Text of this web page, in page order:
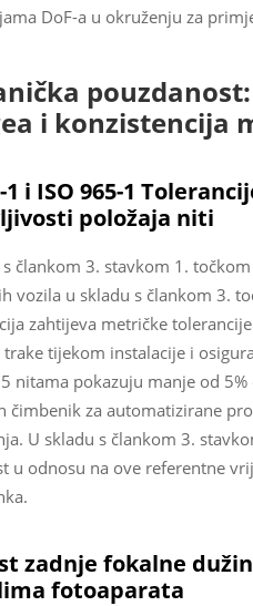
DoF-a u okruženju za
i konzistencija
1 i ISO 965-1
položaja niti
s člankom 3. stavkom 1.
vozila u skladu s člankom 3.
zahtijeva metričke
trake tijekom instalacije i
nitama pokazuju manje od
čimbenik za automatizirane
U skladu s člankom 3.
u odnosu na ove referentne
zadnje fokalne
fotoaparata